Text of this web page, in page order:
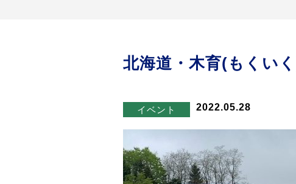
北海道・木育(もくい
イベント 2022.05.28